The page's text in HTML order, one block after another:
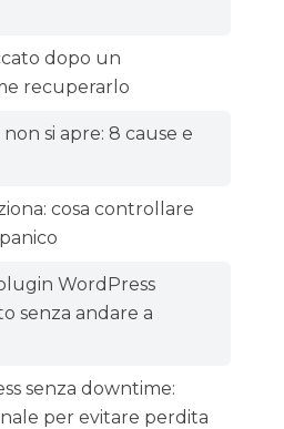
dopo un
recuperarlo
si apre: 8 cause e
cosa controllare
WordPress
senza andare a
senza downtime:
per evitare perdita